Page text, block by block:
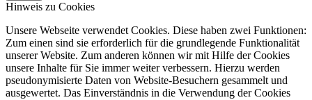
Hinweis zu Cookies
Unsere Webseite verwendet Cookies. Diese haben zwei Funktionen:
Zum einen sind sie erforderlich für die grundlegende Funktionalität
unserer Website. Zum anderen können wir mit Hilfe der Cookies
unsere Inhalte für Sie immer weiter verbessern. Hierzu werden
pseudonymisierte Daten von Website-Besuchern gesammelt und
ausgewertet. Das Einverständnis in die Verwendung der Cookies